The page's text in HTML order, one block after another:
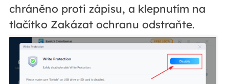
chráněno proti zápisu, a klepnutím na
tlačítko Zakázat ochranu odstraňte.